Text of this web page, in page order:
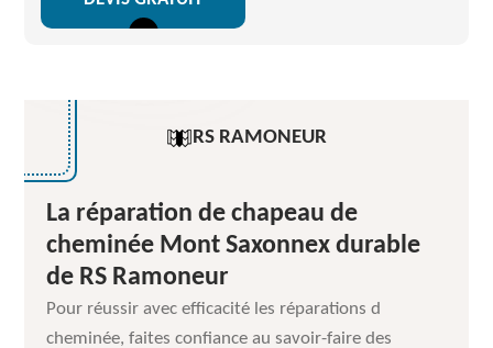
RS RAMONEUR
La réparation de chapeau de
cheminée Mont Saxonnex durable
de RS Ramoneur
Pour réussir avec efficacité les réparations d
cheminée, faites confiance au savoir-faire des